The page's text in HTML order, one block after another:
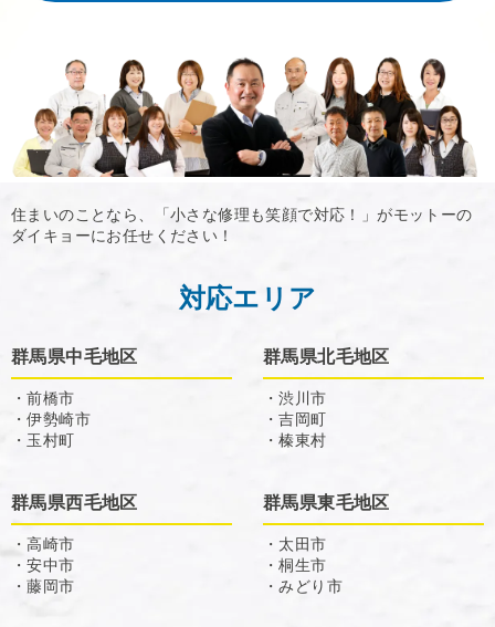
住まいのことなら、「小さな修理も笑顔で対応！」がモットーの
ダイキョーにお任せください！
対応エリア
群馬県中毛地区
・前橋市
・伊勢崎市
・玉村町
群馬県北毛地区
・渋川市
・吉岡町
・榛東村
群馬県西毛地区
・高崎市
・安中市
・藤岡市
群馬県東毛地区
・太田市
・桐生市
・みどり市